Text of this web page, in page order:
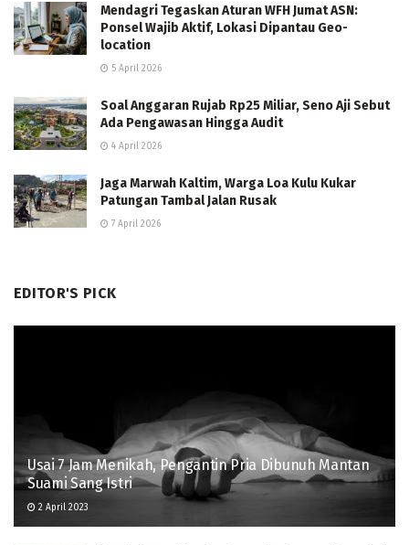
Mendagri Tegaskan Aturan WFH Jumat ASN:
Ponsel Wajib Aktif, Lokasi Dipantau Geo-
location
5 April 2026
Soal Anggaran Rujab Rp25 Miliar, Seno Aji Sebut
Ada Pengawasan Hingga Audit
4 April 2026
Jaga Marwah Kaltim, Warga Loa Kulu Kukar
Patungan Tambal Jalan Rusak
7 April 2026
EDITOR'S PICK
Usai 7 Jam Menikah, Pengantin Pria Dibunuh Mantan
Suami Sang Istri
2 April 2023